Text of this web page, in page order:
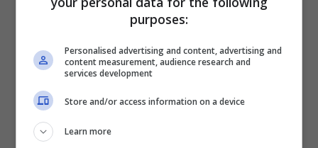
andranno addirittura a convivere. Hanno
viaggiato diverse volte per incontrarsi ed
andarsi a trovare reciprocamente ed
hanno persino coniato un termine che le
purposes:
Personalised advertising and content, advertising and
content measurement, audience research and
services development
Store and/or access information on a device
Learn more